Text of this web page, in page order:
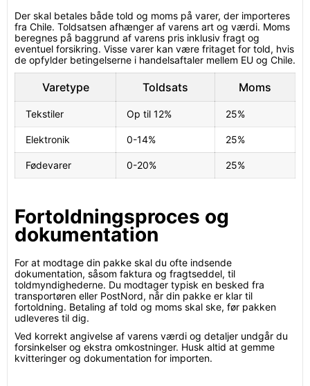
Der skal betales både told og moms på varer, der importeres
fra Chile. Toldsatsen afhænger af varens art og værdi. Moms
beregnes på baggrund af varens pris inklusiv fragt og
eventuel forsikring. Visse varer kan være fritaget for told, hvis
de opfylder betingelserne i handelsaftaler mellem EU og Chile.
Varetype Toldsats Moms
Tekstiler Op til 12% 25%
Elektronik 0-14% 25%
Fødevarer 0-20% 25%
Fortoldningsproces og
dokumentation
For at modtage din pakke skal du ofte indsende
dokumentation, såsom faktura og fragtseddel, til
toldmyndighederne. Du modtager typisk en besked fra
transportøren eller PostNord, når din pakke er klar til
fortoldning. Betaling af told og moms skal ske, før pakken
udleveres til dig.
Ved korrekt angivelse af varens værdi og detaljer undgår du
forsinkelser og ekstra omkostninger. Husk altid at gemme
kvitteringer og dokumentation for importen.